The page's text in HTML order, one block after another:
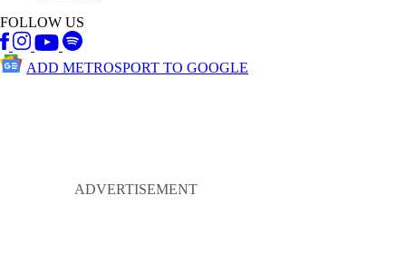
FOLLOW US
ADD METROSPORT TO GOOGLE